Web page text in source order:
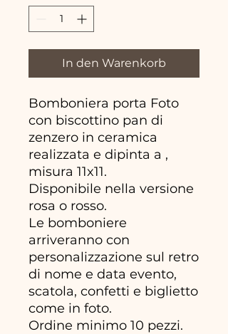
In den Warenkorb
Bomboniera porta Foto
con biscottino pan di
zenzero in ceramica
realizzata e dipinta a ,
misura 11x11.
Disponibile nella versione
rosa o rosso.
Le bomboniere
arriveranno con
personalizzazione sul retro
di nome e data evento,
scatola, confetti e biglietto
come in foto.
Ordine minimo 10 pezzi.